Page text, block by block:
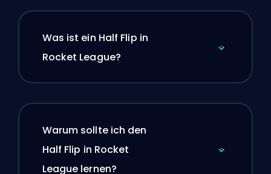
Was ist ein Half Flip in
Rocket League?
Warum sollte ich den
Half Flip in Rocket
League lernen?